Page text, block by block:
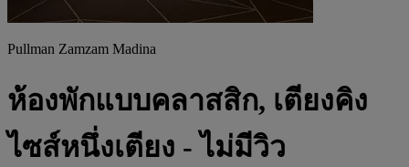
Pullman Zamzam Madina
ห้องพักแบบคลาสสิก, เตียงคิง
ไซส์หนึ่งเตียง - ไม่มีวิว